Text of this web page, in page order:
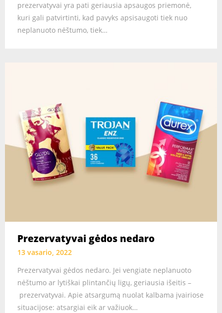
prezervatyvai yra pati geriausia apsaugos priemonė,
kuri gali patvirtinti, kad pavyks apsisaugoti tiek nuo
neplanuoto nėštumo, tiek…
Prezervatyvai gėdos nedaro
13 vasario, 2022
Prezervatyvai gėdos nedaro. Jei vengiate neplanuoto
nėštumo ar lytiškai plintančių ligų, geriausia išeitis –
prezervatyvai. Apie atsargumą nuolat kalbama įvairiose
situacijose: atsargiai eik ar važiuok…